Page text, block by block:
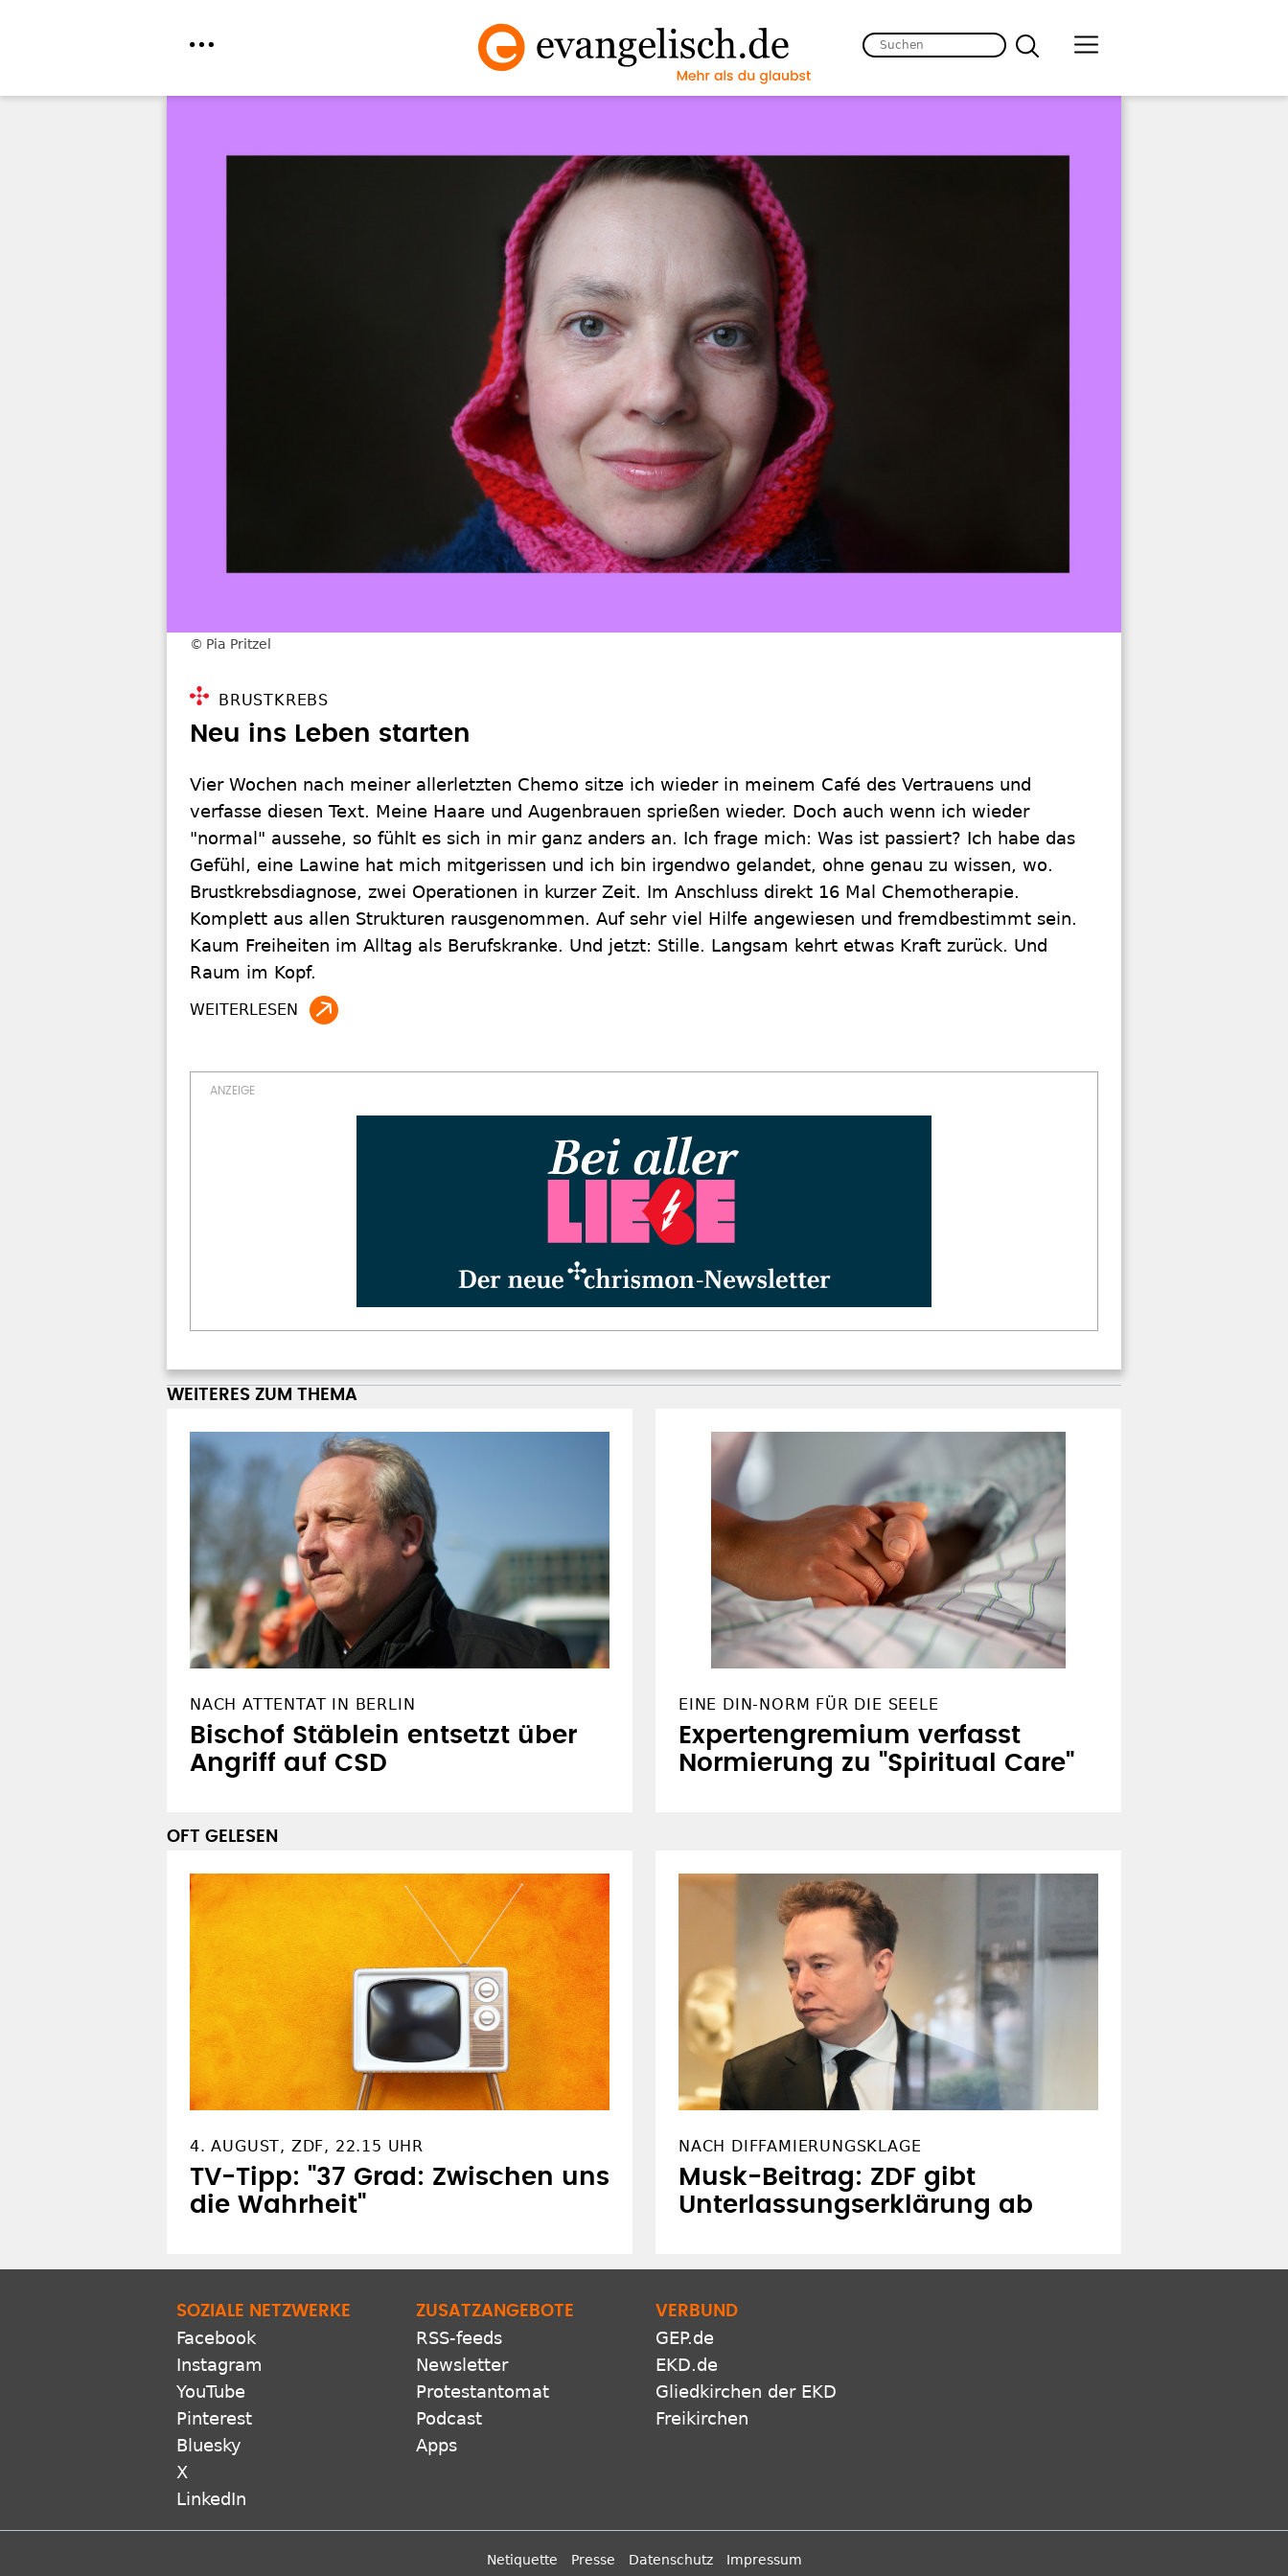
Pia Pritzel
BRUSTKREBS
Neu ins Leben starten
Vier Wochen nach meiner allerletzten Chemo sitze ich wieder in meinem Café des Vertrauens und
verfasse diesen Text. Meine Haare und Augenbrauen sprießen wieder. Doch auch wenn ich wieder
"normal" aussehe, so fühlt es sich in mir ganz anders an. Ich frage mich: Was ist passiert? Ich habe das
Gefühl, eine Lawine hat mich mitgerissen und ich bin irgendwo gelandet, ohne genau zu wissen, wo.
Brustkrebsdiagnose, zwei Operationen in kurzer Zeit. Im Anschluss direkt 16 Mal Chemotherapie.
Komplett aus allen Strukturen rausgenommen. Auf sehr viel Hilfe angewiesen und fremdbestimmt sein.
Kaum Freiheiten im Alltag als Berufskranke. Und jetzt: Stille. Langsam kehrt etwas Kraft zurück. Und
Raum im Kopf.
WEITERES ZUM THEMA
NACH ATTENTAT IN BERLIN
Bischof Stäblein entsetzt über
Angriff auf CSD
EINE DIN-NORM FÜR DIE SEELE
Expertengremium verfasst
Normierung zu "Spiritual Care"
OFT GELESEN
4. AUGUST, ZDF, 22.15 UHR
TV-Tipp: "37 Grad: Zwischen uns
die Wahrheit"
NACH DIFFAMIERUNGSKLAGE
Musk-Beitrag: ZDF gibt
Unterlassungserklärung ab
SOZIALE NETZWERKE
Facebook
Instagram
YouTube
Pinterest
Bluesky
X
LinkedIn
ZUSATZANGEBOTE
RSS-feeds
Newsletter
Protestantomat
Podcast
Apps
VERBUND
GEP.de
EKD.de
Gliedkirchen der EKD
Freikirchen
Netiquette Presse Datenschutz Impressum